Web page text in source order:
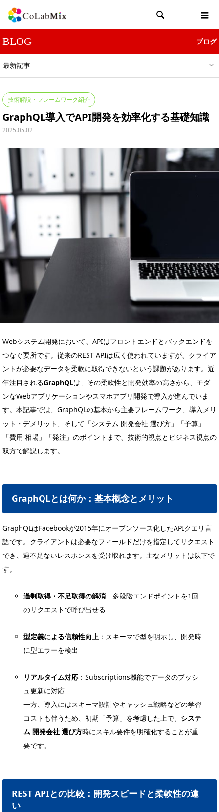

BLOG ブログ
最新記事
技術解説・フレームワーク紹介
GraphQL導入でAPI開発を効率化する基礎知識
2025.05.02
Webシステム開発において、APIはフロントエンドとバックエンドを
つなぐ要所です。従来のREST APIは広く使われていますが、クライア
ントが必要なデータを柔軟に取得できないという課題があります。近
年注目されるGraphQLは、その柔軟性と開発効率の高さから、モダ
ンなWebアプリケーションやスマホアプリ開発で導入が進んでいま
す。本記事では、GraphQLの基本から主要フレームワーク、導入メリ
ット・デメリット、そして「システム 開発会社 選び方」「予算」
「費用 相場」「発注」のポイントまで、技術的視点とビジネス視点の
双方で解説します。
GraphQLとは何か：基本概念とメリット
GraphQLはFacebookが2015年にオープンソース化したAPIクエリ言
語です。クライアントは必要なフィールドだけを指定してリクエスト
でき、過不足ないレスポンスを受け取れます。主なメリットは以下で
す。
過剰取得・不足取得の解消 ：多段階エンドポイントを1回
のリクエストで呼び出せる
型定義による信頼性向上 ：スキーマで型を明示し、開発時
に型エラーを検出
リアルタイム対応 ：Subscriptions機能でデータのプッシ
ュ更新に対応
一方、導入にはスキーマ設計やキャッシュ戦略などの学習
コストも伴うため、初期「予算」を考慮した上で、 システ
ム 開発会社 選び方時にスキル要件を明確化することが重
要です。
REST APIとの比較：開発スピードと柔軟性の違
い